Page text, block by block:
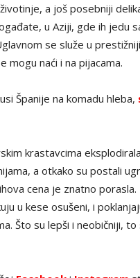
a još posebniji
u Aziji, gde ih jedu
se služe u
mogu naći i na pijacama.
Španije na komadu hleba,
krastavcima
a otkako su postali
cena je znatno porasla.
u kese osušeni, i
Što su lepši i neobičniji, to